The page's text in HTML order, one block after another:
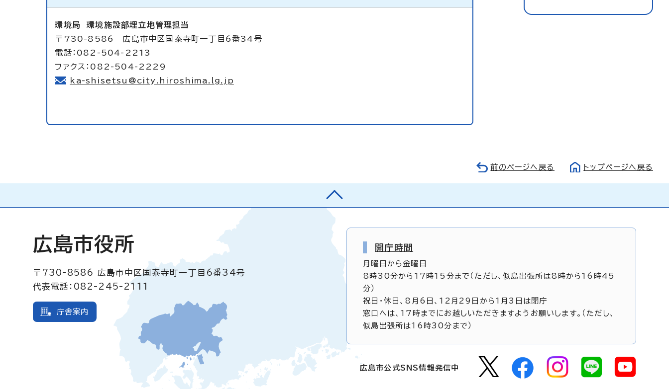
環境局環境施設部埋立地管理担当
〒730-8586 広島市中区国泰寺町一丁目6番34号
電話：082-504-2213
ファクス：082-504-2229
ka-shisetsu@city.hiroshima.lg.jp
前のページへ戻る トップページへ戻る
広島市役所
〒730-8586
広島市中区国泰寺町一丁目6番34号
代表電話：082-245-2111
庁舎案内
開庁時間
月曜日から金曜日
8時30分から17時15分まで（ただし、似島出張所は8時から16時45
分）
祝日・休日、8月6日、12月29日から1月3日は閉庁
窓口へは、17時までにお越しいただきますようお願いします。（ただし、
似島出張所は16時30分まで）
広島市公式SNS情報発信中